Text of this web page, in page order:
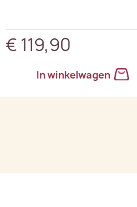
€ 119,90
In winkelwagen